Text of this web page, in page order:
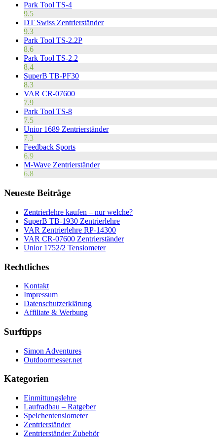
Park Tool TS-4
9.5
DT Swiss Zentrierständer
9.3
Park Tool TS-2.2P
8.6
Park Tool TS-2.2
8.4
SuperB TB-PF30
8.3
VAR CR-07600
7.9
Park Tool TS-8
7.5
Unior 1689 Zentrierständer
7.3
Feedback Sports
6.9
M-Wave Zentrierständer
6.8
Neueste Beiträge
Zentrierlehre kaufen – nur welche?
SuperB TB-1930 Zentrierlehre
VAR Zentrierlehre RP-14300
VAR CR-07600 Zentrierständer
Unior 1752/2 Tensiometer
Rechtliches
Kontakt
Impressum
Datenschutzerklärung
Affiliate & Werbung
Surftipps
Simon Adventures
Outdoormesser.net
Kategorien
Einmittungslehre
Laufradbau – Ratgeber
Speichentensiometer
Zentrierständer
Zentrierständer Zubehör